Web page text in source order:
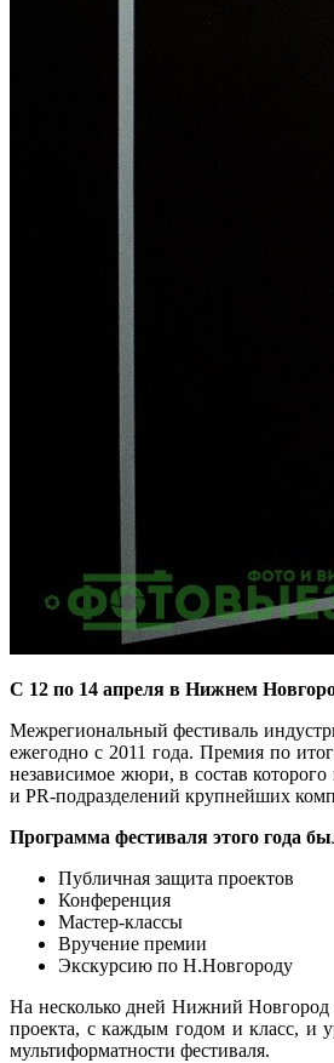
С 12 по 14 апреля в Нижнем
Межрегиональный фестиваль
ежегодно с 2011 года. Премия по
независимое жюри, в состав
и PR-подразделений крупнейших
Программа фестиваля этого года
Публичная защита проектов
Конференция
Мастер-классы
Вручение премии
Экскурсию по Н.Новгороду
На несколько дней Нижний Новгород
проекта, с каждым годом и класс, и
мультиформатности фестиваля.